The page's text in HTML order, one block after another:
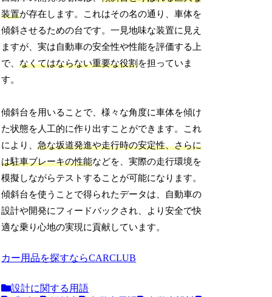
装置が存在します。これはその名の通り、車体を
傾斜させるための台です。一見地味な装置に見え
ますが、実は自動車の安全性や性能を評価する上
で、なくてはならない重要な役割を担っていま
す。
傾斜台を用いることで、様々な角度に車体を傾け
た状態を人工的に作り出すことができます。これ
により、急な坂道発進や走行時の安定性、さらに
は駐車ブレーキの性能などを、実際の走行環境を
模擬しながらテストすることが可能になります。
傾斜台を使うことで得られたデータは、自動車の
設計や開発にフィードバックされ、より安全で快
適な乗り心地の実現に貢献しています。
カー用品を探すならCARCLUB
設計に関する用語